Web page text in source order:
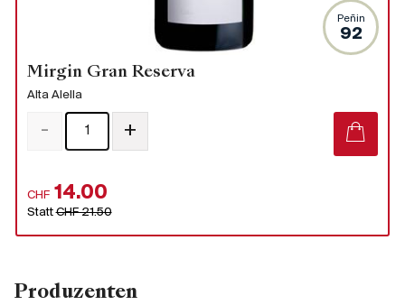
Produzenten
Peñin
92
Mirgin Gran Reserva
Alta Alella
CHF 14.00
StattCHF 21.50
- +